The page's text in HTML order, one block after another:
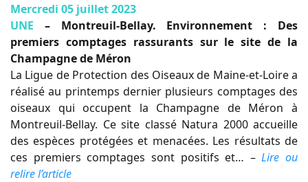
Mercredi 05 juillet 2023
UNE – Montreuil-Bellay. Environnement : Des
premiers comptages rassurants sur le site de la
Champagne de Méron
La Ligue de Protection des Oiseaux de Maine-et-Loire a
réalisé au printemps dernier plusieurs comptages des
oiseaux qui occupent la Champagne de Méron à
Montreuil-Bellay. Ce site classé Natura 2000 accueille
des espèces protégées et menacées. Les résultats de
ces premiers comptages sont positifs et… –Lire ou
relire l’article